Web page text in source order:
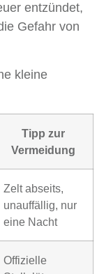
entzündet,
Gefahr von
kleine
Tipp zur
Vermeidung
Zelt abseits,
unauffällig, nur
eine Nacht
Offizielle